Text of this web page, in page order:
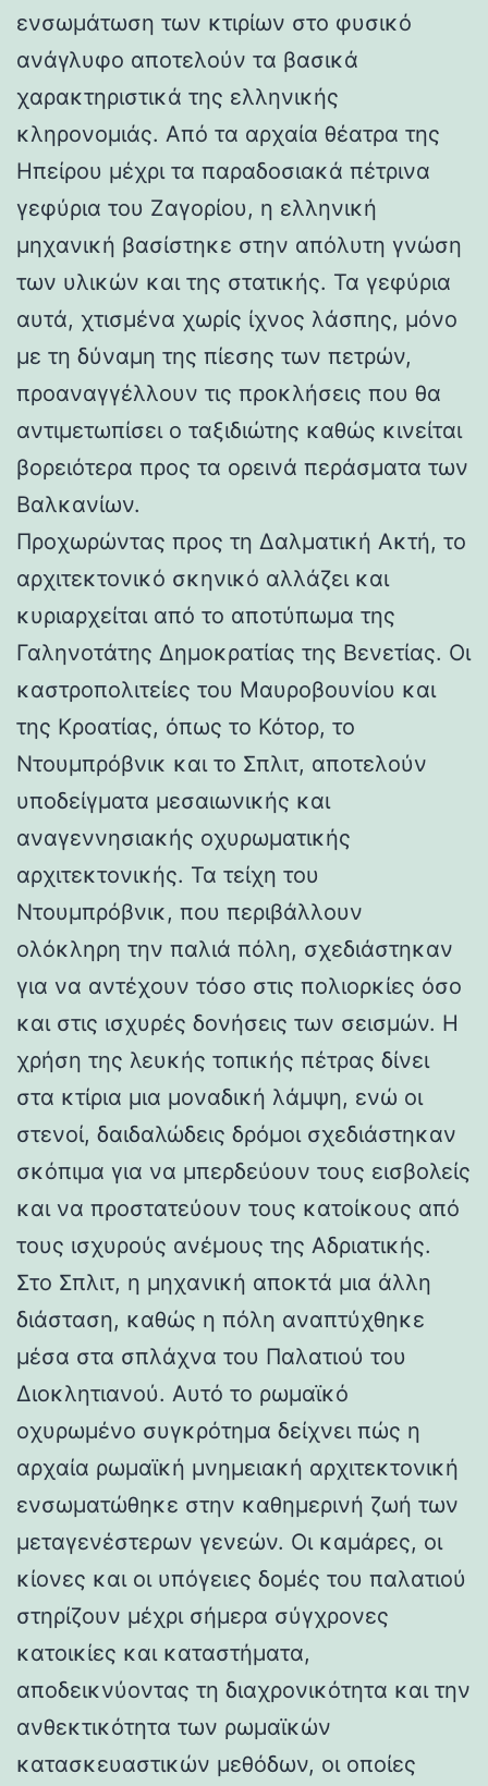
ενσωμάτωση των κτιρίων στο φυσικό
ανάγλυφο αποτελούν τα βασικά
χαρακτηριστικά της ελληνικής
κληρονομιάς. Από τα αρχαία θέατρα της
Ηπείρου μέχρι τα παραδοσιακά πέτρινα
γεφύρια του Ζαγορίου, η ελληνική
μηχανική βασίστηκε στην απόλυτη γνώση
των υλικών και της στατικής. Τα γεφύρια
αυτά, χτισμένα χωρίς ίχνος λάσπης, μόνο
με τη δύναμη της πίεσης των πετρών,
προαναγγέλλουν τις προκλήσεις που θα
αντιμετωπίσει ο ταξιδιώτης καθώς κινείται
βορειότερα προς τα ορεινά περάσματα των
Βαλκανίων.
Προχωρώντας προς τη Δαλματική Ακτή, το
αρχιτεκτονικό σκηνικό αλλάζει και
κυριαρχείται από το αποτύπωμα της
Γαληνοτάτης Δημοκρατίας της Βενετίας. Οι
καστροπολιτείες του Μαυροβουνίου και
της Κροατίας, όπως το Κότορ, το
Ντουμπρόβνικ και το Σπλιτ, αποτελούν
υποδείγματα μεσαιωνικής και
αναγεννησιακής οχυρωματικής
αρχιτεκτονικής. Τα τείχη του
Ντουμπρόβνικ, που περιβάλλουν
ολόκληρη την παλιά πόλη, σχεδιάστηκαν
για να αντέχουν τόσο στις πολιορκίες όσο
και στις ισχυρές δονήσεις των σεισμών. Η
χρήση της λευκής τοπικής πέτρας δίνει
στα κτίρια μια μοναδική λάμψη, ενώ οι
στενοί, δαιδαλώδεις δρόμοι σχεδιάστηκαν
σκόπιμα για να μπερδεύουν τους εισβολείς
και να προστατεύουν τους κατοίκους από
τους ισχυρούς ανέμους της Αδριατικής.
Στο Σπλιτ, η μηχανική αποκτά μια άλλη
διάσταση, καθώς η πόλη αναπτύχθηκε
μέσα στα σπλάχνα του Παλατιού του
Διοκλητιανού. Αυτό το ρωμαϊκό
οχυρωμένο συγκρότημα δείχνει πώς η
αρχαία ρωμαϊκή μνημειακή αρχιτεκτονική
ενσωματώθηκε στην καθημερινή ζωή των
μεταγενέστερων γενεών. Οι καμάρες, οι
κίονες και οι υπόγειες δομές του παλατιού
στηρίζουν μέχρι σήμερα σύγχρονες
κατοικίες και καταστήματα,
αποδεικνύοντας τη διαχρονικότητα και την
ανθεκτικότητα των ρωμαϊκών
κατασκευαστικών μεθόδων, οι οποίες